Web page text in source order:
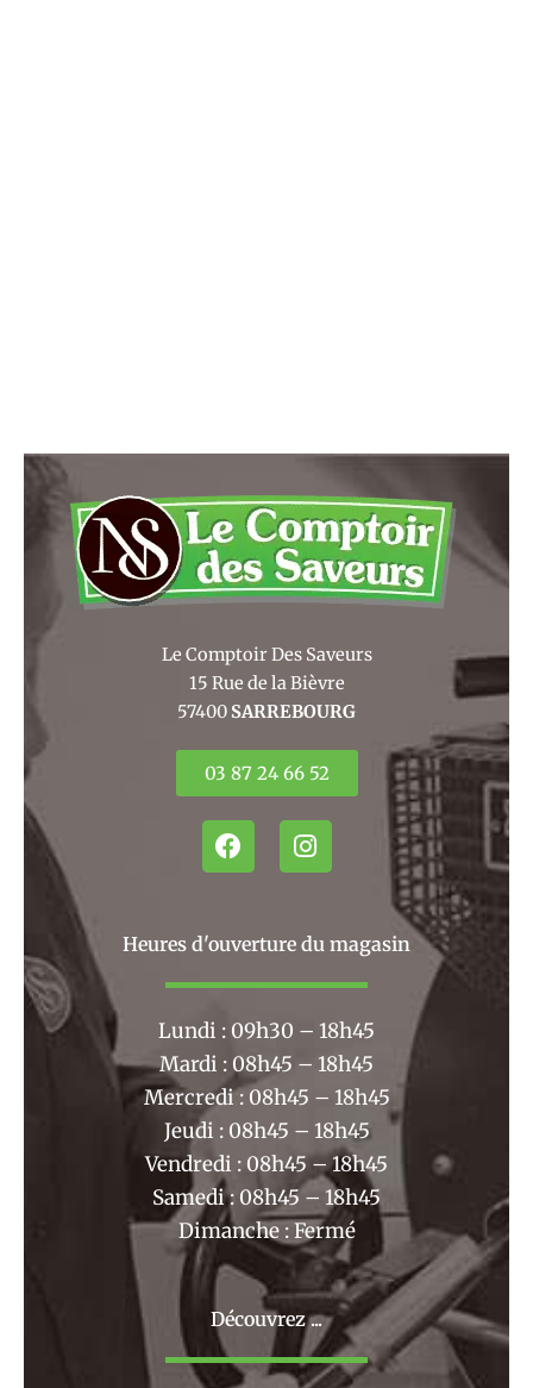
Le Comptoir Des Saveurs
15 Rue de la Bièvre
57400 SARREBOURG
03 87 24 66 52
F
a
b
o
k
I
n
a
r
m
Heures d'ouverture du magasin
Lundi : 09h30 – 18h45
Mardi : 08h45 – 18h45
Mercredi : 08h45 – 18h45
Jeudi : 08h45 – 18h45
Vendredi : 08h45 – 18h45
Samedi : 08h45 – 18h45
Dimanche : Fermé
Découvrez ...